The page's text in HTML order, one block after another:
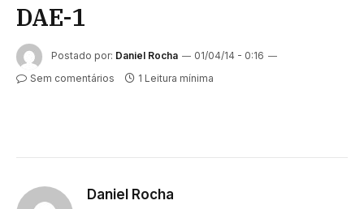
DAE-1
Postado por: Daniel Rocha
01/04/14 - 0:16
Sem comentários
1 Leitura mínima
Daniel Rocha